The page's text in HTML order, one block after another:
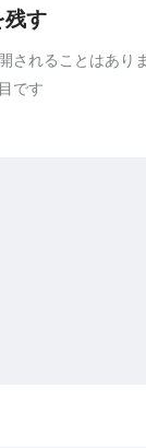
残す
されることはあり
です